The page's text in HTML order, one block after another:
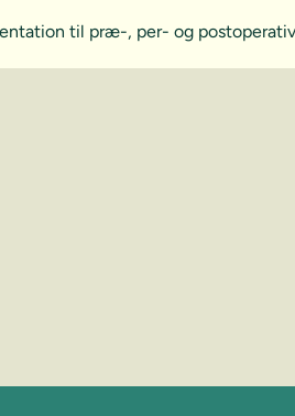
til præ-, per- og